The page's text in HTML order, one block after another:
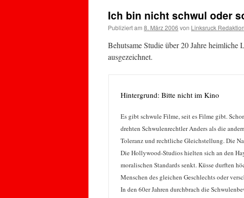
Ich bin nicht schwul oder
Publiziert am 8. März 2006 von Linksruck Redaktion
Behutsame Studie über 20 Jahre
ausgezeichnet.
Hintergrund: Bitte nicht im Kino
Es gibt schwule Filme, seit es Filme gibt.
drehten Schwulenrechtler Anders als die
Toleranz und rechtliche Gleichstellung. Die
Die Hollywood-Studios hielten sich an den
moralischen Standards senkt. Küsse durften
Menschen des gleichen Geschlechts oder
In den 60er Jahren durchbrach die